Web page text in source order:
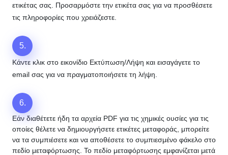
ετικέτας σας. Προσαρμόστε την ετικέτα σας για να προσθέσετε
τις πληροφορίες που χρειάζεστε.
5.
Κάντε κλικ στο εικονίδιο Εκτύπωση/Λήψη και εισαγάγετε το
email σας για να πραγματοποιήσετε τη λήψη.
6.
Εάν διαθέτετε ήδη τα αρχεία PDF για τις χημικές ουσίες για τις
οποίες θέλετε να δημιουργήσετε ετικέτες μεταφοράς, μπορείτε
να τα συμπιέσετε και να αποθέσετε το συμπιεσμένο φάκελο στο
πεδίο μεταφόρτωσης. Το πεδίο μεταφόρτωσης εμφανίζεται μετά